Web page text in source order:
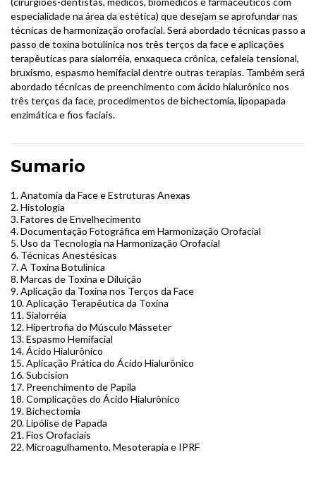
especialidade na área da estética) que desejam se aprofundar nas
técnicas de harmonização orofacial. Será abordado técnicas passo a
passo de toxina botulínica nos três terços da face e aplicações
terapêuticas para sialorréia, enxaqueca crônica, cefaleia tensional,
bruxismo, espasmo hemifacial dentre outras terapias. Também será
abordado técnicas de preenchimento com ácido hialurônico nos
três terços da face, procedimentos de bichectomia, lipopapada
enzimática e fios faciais.
Sumario
1. Anatomia da Face e Estruturas Anexas
2. Histologia
3. Fatores de Envelhecimento
4. Documentação Fotográfica em Harmonização Orofacial
5. Uso da Tecnologia na Harmonização Orofacial
6. Técnicas Anestésicas
7. A Toxina Botulínica
8. Marcas de Toxina e Diluição
9. Aplicação da Toxina nos Terços da Face
10. Aplicação Terapêutica da Toxina
11. Sialorréia
12. Hipertrofia do Músculo Másseter
13. Espasmo Hemifacial
14. Ácido Hialurônico
15. Aplicação Prática do Ácido Hialurônico
16. Subcision
17. Preenchimento de Papila
18. Complicações do Ácido Hialurônico
19. Bichectomia
20. Lipólise de Papada
21. Fios Orofaciais
22. Microagulhamento, Mesoterapia e IPRF